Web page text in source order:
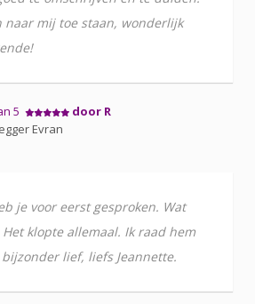
naar mij toe staan, wonderlijk
5
door R
Evran
je voor eerst gesproken. Wat
klopte allemaal. Ik raad hem
lief, liefs Jeannette.